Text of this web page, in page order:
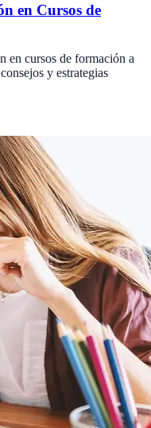
en Cursos de
en cursos de formación a
y estrategias